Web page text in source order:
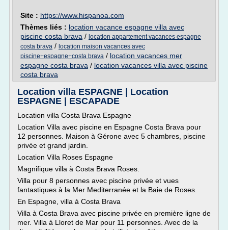
Site : https://www.hispanoa.com
Thèmes liés : location vacance espagne villa avec
piscine costa brava / location appartement vacances espagne
costa brava / location maison vacances avec
piscine+espagne+costa brava / location vacances mer
espagne costa brava / location vacances villa avec piscine
costa brava
Location villa ESPAGNE | Location
ESPAGNE | ESCAPADE
Location villa Costa Brava Espagne
Location Villa avec piscine en Espagne Costa Brava pour
12 personnes. Maison à Gérone avec 5 chambres, piscine
privée et grand jardin.
Location Villa Roses Espagne
Magnifique villa à Costa Brava Roses.
Villa pour 8 personnes avec piscine privée et vues
fantastiques à la Mer Mediterranée et la Baie de Roses.
En Espagne, villa à Costa Brava
Villa à Costa Brava avec piscine privée en première ligne de
mer. Villa à Lloret de Mar pour 11 personnes. Avec de la